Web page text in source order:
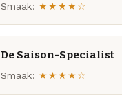
Smaak: ★★★★☆
De Saison-Specialist
Smaak: ★★★★☆